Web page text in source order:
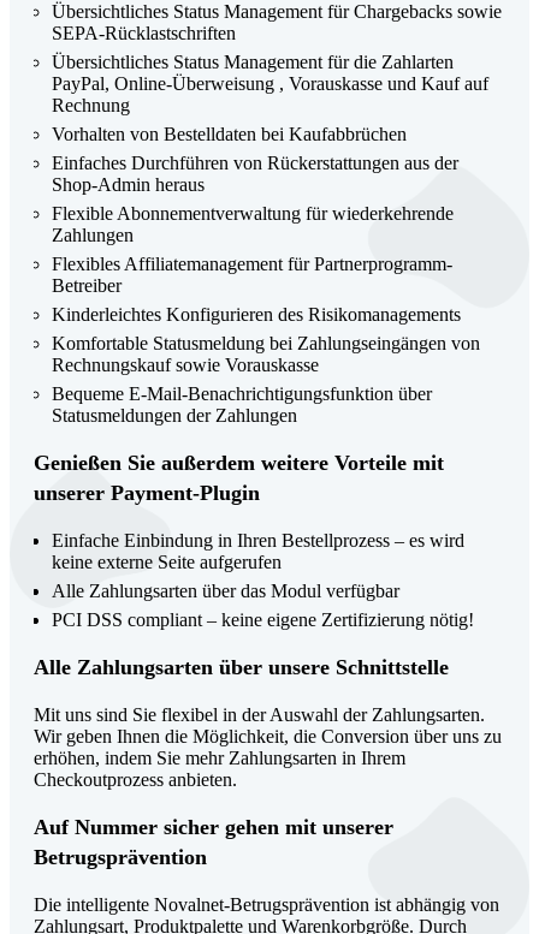
Übersichtliches Status Management für Chargebacks sowie
SEPA-Rücklastschriften
Übersichtliches Status Management für die Zahlarten
PayPal, Online-Überweisung , Vorauskasse und Kauf auf
Rechnung
Vorhalten von Bestelldaten bei Kaufabbrüchen
Einfaches Durchführen von Rückerstattungen aus der
Shop-Admin heraus
Flexible Abonnementverwaltung für wiederkehrende
Zahlungen
Flexibles Affiliatemanagement für Partnerprogramm-
Betreiber
Kinderleichtes Konfigurieren des Risikomanagements
Komfortable Statusmeldung bei Zahlungseingängen von
Rechnungskauf sowie Vorauskasse
Bequeme E-Mail-Benachrichtigungsfunktion über
Statusmeldungen der Zahlungen
Genießen Sie außerdem weitere Vorteile mit
unserer Payment-Plugin
Einfache Einbindung in Ihren Bestellprozess – es wird
keine externe Seite aufgerufen
Alle Zahlungsarten über das Modul verfügbar
PCI DSS compliant – keine eigene Zertifizierung nötig!
Alle Zahlungsarten über unsere Schnittstelle
Mit uns sind Sie flexibel in der Auswahl der Zahlungsarten.
Wir geben Ihnen die Möglichkeit, die Conversion über uns zu
erhöhen, indem Sie mehr Zahlungsarten in Ihrem
Checkoutprozess anbieten.
Auf Nummer sicher gehen mit unserer
Betrugsprävention
Die intelligente Novalnet-Betrugsprävention ist abhängig von
Zahlungsart, Produktpalette und Warenkorbgröße. Durch